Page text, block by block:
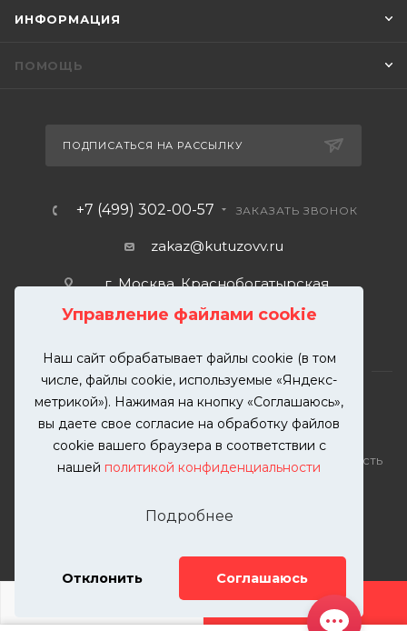
Управление файлами cookie
Наш сайт обрабатывает файлы cookie (в том
числе, файлы cookie, используемые «Яндекс-
метрикой»). Нажимая на кнопку «Соглашаюсь»,
вы даете свое согласие на обработку файлов
cookie вашего браузера в соответствии с
нашей политикой конфиденциальности
Подробнее
Отклонить Соглашаюсь
ДОБАВИТЬ УСЛУГУ
ИНФОРМАЦИЯ
ПОМОЩЬ
ПОДПИСАТЬСЯ НА РАССЫЛКУ
+7 (499) 302-00-57 ЗАКАЗАТЬ ЗВОНОК
zakaz@kutuzovv.ru
г. Москва, Краснобогатырская
2026 © KUTUZOVV | Кузовной ремонт и покраска
автомобилей. Вся информация на сайте – собственность
разрешения запрещена. Все права защищены.
Телефон: 8(499)-302-00-57